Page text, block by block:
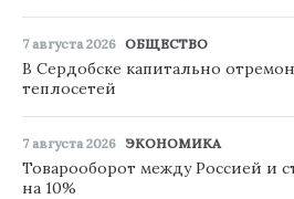
7 августа 2026 ОБЩЕСТВО
В Сердобске капитально
теплосетей
7 августа 2026 ЭКОНОМИКА
Товарооборот между Россией и
на 10%